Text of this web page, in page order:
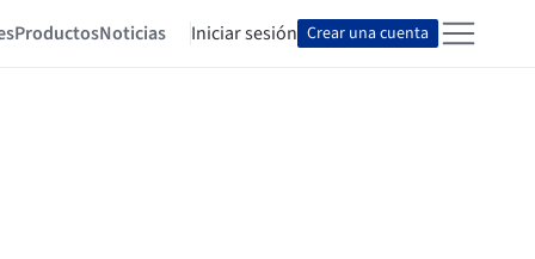
ProductosNoticias Iniciar sesión Crear una cuenta